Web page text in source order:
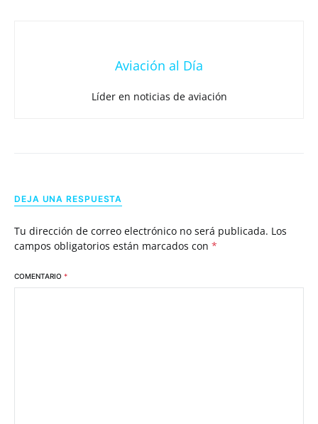
Aviación al Día
Líder en noticias de aviación
DEJA UNA RESPUESTA
Tu dirección de correo electrónico no será publicada. Los
campos obligatorios están marcados con *
COMENTARIO *